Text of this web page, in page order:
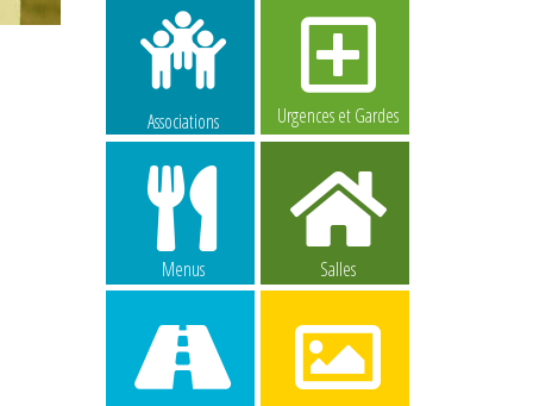
Associations Urgences et Gardes
Menus Salles